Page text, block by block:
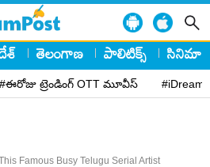
తెలంగాణ పాలిటిక్స్ సినిమా
#ఈరోజు ట్రెండింగ్ OTT మూవీస్
Famous Busy Telugu Serial Artist